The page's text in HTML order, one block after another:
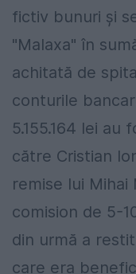
fictiv bunuri şi
"Malaxa" în
achitată de
conturile
5.155.164 lei
către Cristian
remise lui
comision de 5-
din urmă a
care era